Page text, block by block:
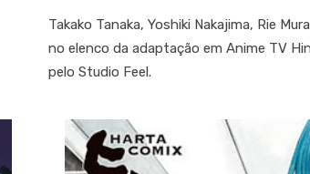
Takako Tanaka, Yoshiki Nakajima, Rie
no elenco da adaptação em Anime TV
pelo Studio Feel.